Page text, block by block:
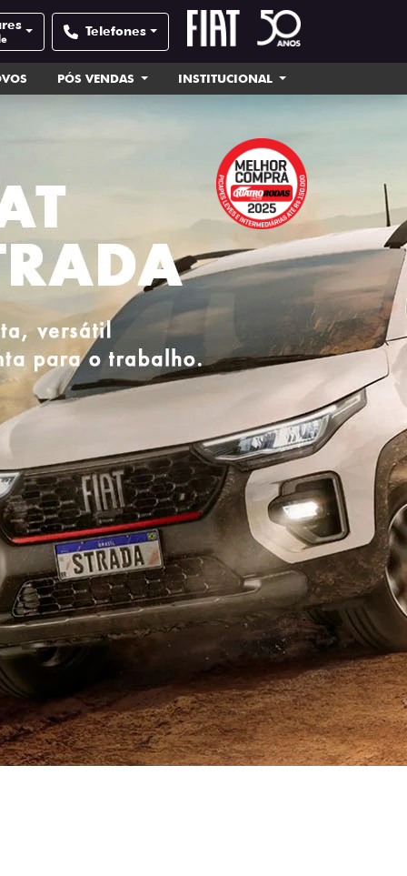
Telefones
PÓS VENDAS INSTITUCIONAL